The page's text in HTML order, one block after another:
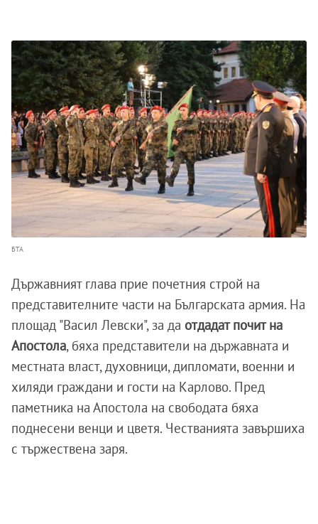
БТА
Държавният глава прие почетния строй на
представителните части на Българската армия. На
площад "Васил Левски", за да отдадат почит на
Апостола, бяха представители на държавната и
местната власт, духовници, дипломати, военни и
хиляди граждани и гости на Карлово. Пред
паметника на Апостола на свободата бяха
поднесени венци и цветя. Честванията завършиха
с тържествена заря.